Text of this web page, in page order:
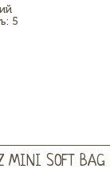
5
SOFT BAG